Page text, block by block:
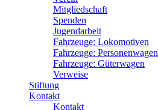
Mitgliedschaft
Spenden
Jugendarbeit
Fahrzeuge: Lokomotiven
Fahrzeuge: Personenwagen
Fahrzeuge: Güterwagen
Verweise
Stiftung
Kontakt
Kontakt